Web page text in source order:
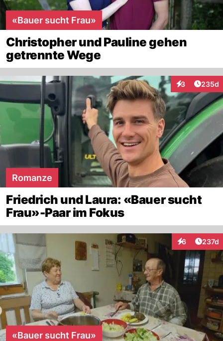
«Bauer sucht Frau»
Christopher und Pauline gehen
getrennte Wege
3
Interaktionen
235d
Romanze
Friedrich und Laura: «Bauer sucht
Frau»-Paar im Fokus
6
Interaktionen
237d
«Bauer sucht Frau»